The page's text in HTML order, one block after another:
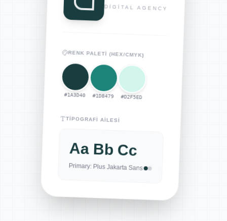
DIGITAL AGENCY
RENK PALETI (HEX/CMYK)
#1A3D40 #1D8479 #D2F5ED
TIPOGRAFI AILESI
Aa Bb Cc
Primary: Plus Jakarta Sans